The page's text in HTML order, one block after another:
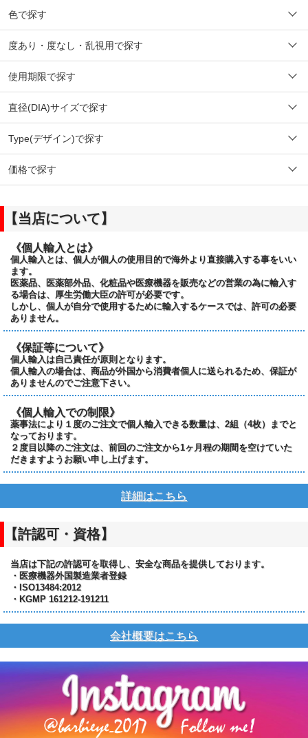
色で探す
度あり・度なし・乱視用で探す
使用期限で探す
直径(DIA)サイズで探す
Type(デザイン)で探す
価格で探す
【当店について】
《個人輸入とは》
個人輸入とは、個人が個人の使用目的で海外より直接購入する事をいい
ます。
医薬品、医薬部外品、化粧品や医療機器を販売などの営業の為に輸入す
る場合は、厚生労働大臣の許可が必要です。
しかし、個人が自分で使用するために輸入するケースでは、許可の必要
ありません。
《保証等について》
個人輸入は自己責任が原則となります。
個人輸入の場合は、商品が外国から消費者個人に送られるため、保証が
ありませんのでご注意下さい。
《個人輸入での制限》
薬事法により１度のご注文で個人輸入できる数量は、2組（4枚）までと
なっております。
２度目以降のご注文は、前回のご注文から1ヶ月程の期間を空けていた
だきますようお願い申し上げます。
詳細はこちら
【許認可・資格】
当店は下記の許認可を取得し、安全な商品を提供しております。
・医療機器外国製造業者登録
・ISO13484:2012
・KGMP 161212-191211
会社概要はこちら